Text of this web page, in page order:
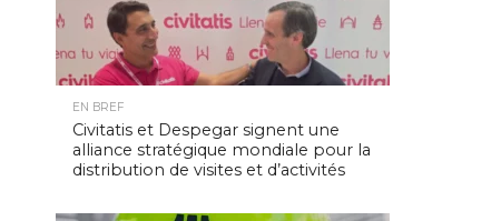
EN BREF
Civitatis et Despegar signent une
alliance stratégique mondiale pour la
distribution de visites et d’activités